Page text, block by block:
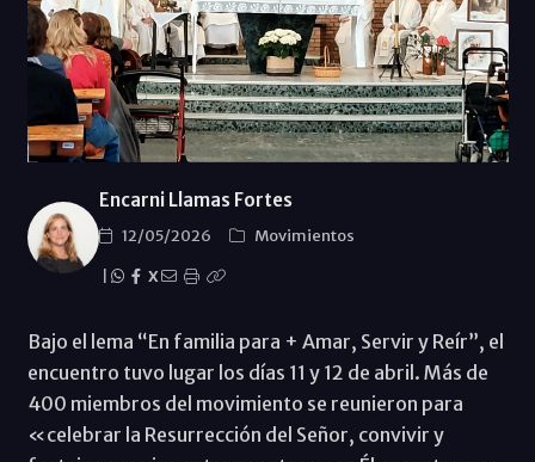
Encarni Llamas Fortes
12/05/2026
Movimientos
X
Bajo el lema “En familia para + Amar, Servir y Reír”, el
encuentro tuvo lugar los días 11 y 12 de abril. Más de
400 miembros del movimiento se reunieron para
«celebrar la Resurrección del Señor, convivir y